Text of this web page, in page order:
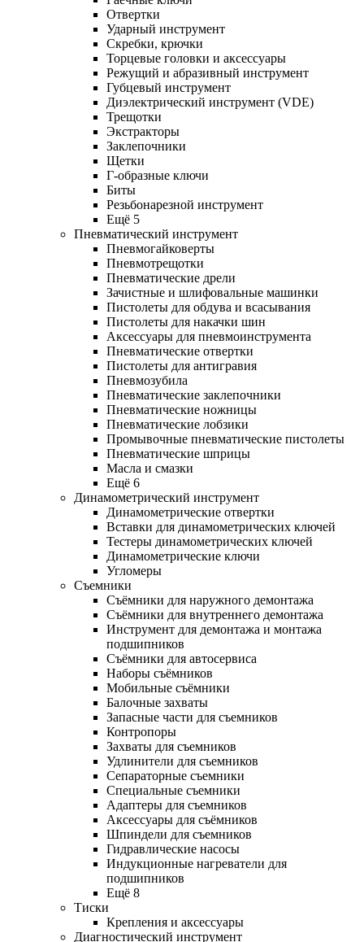
Отвертки
Ударный инструмент
Скребки, крючки
Торцевые головки и аксессуары
Режущий и абразивный инструмент
Губцевый инструмент
Диэлектрический инструмент (VDE)
Трещотки
Экстракторы
Заклепочники
Щетки
Г-образные ключи
Биты
Резьбонарезной инструмент
Ещё 5
Пневматический инструмент
Пневмогайковерты
Пневмотрещотки
Пневматические дрели
Зачистные и шлифовальные машинки
Пистолеты для обдува и всасывания
Пистолеты для накачки шин
Аксессуары для пневмоинструмента
Пневматические отвертки
Пистолеты для антигравия
Пневмозубила
Пневматические заклепочники
Пневматические ножницы
Пневматические лобзики
Промывочные пневматические пистолеты
Пневматические шприцы
Масла и смазки
Ещё 6
Динамометрический инструмент
Динамометрические отвертки
Вставки для динамометрических ключей
Тестеры динамометрических ключей
Динамометрические ключи
Угломеры
Съемники
Съёмники для наружного демонтажа
Съёмники для внутреннего демонтажа
Инструмент для демонтажа и монтажа
подшипников
Съёмники для автосервиса
Наборы съёмников
Мобильные съёмники
Балочные захваты
Запасные части для съемников
Контропоры
Захваты для съемников
Удлинители для съемников
Сепараторные съемники
Специальные съемники
Адаптеры для съемников
Аксессуары для съёмников
Шпиндели для съемников
Гидравлические насосы
Индукционные нагреватели для
подшипников
Ещё 8
Тиски
Крепления и аксессуары
Диагностический инструмент